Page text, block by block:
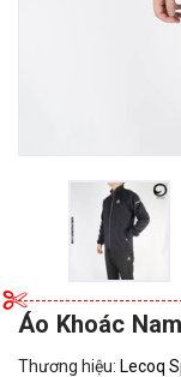
Áo Khoác
Thương hiệu: Lecoq